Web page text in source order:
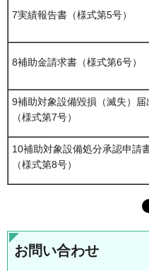
7実績報告書（様式第5号）
8補助金請求書（様式第6号）
9補助対象設備毀損（滅失）届
（様式第7号）
10補助対象設備処分承認申請
（様式第8号）
お問い合わせ